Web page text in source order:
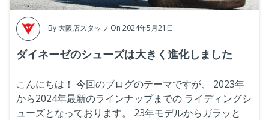
By 大阪店スタッフ On 2024年5月21日
ダイネーゼのシューズは大きく進化しました
こんにちは！ 今回のブログのテーマですが、
2023年
から2024年最新のラインナップまでの ライディングシ
ューズとなっております。
23年モデルからガラッと